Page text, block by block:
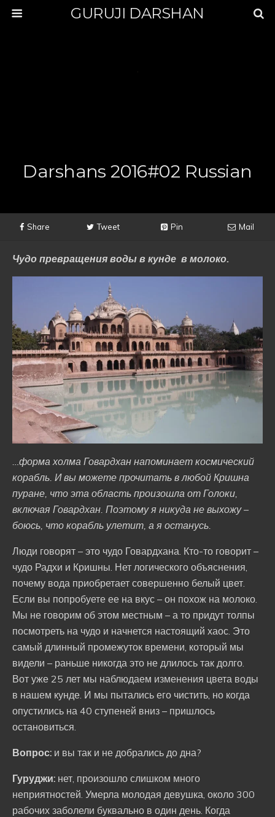
GURUJI DARSHAN
Darshans 2016#02 Russian
Share Tweet Pin Mail
Чудо превращения воды в кунде в молоко.
…форма холма Говардхан напоминает космический
корабль. И вы можете прочитать в любой Кришна
пуране, что эта область произошла от Голоки,
включая Говардхан. Поэтому я никуда не выхожу –
боюсь, что корабль улетит, а я останусь.
Люди говорят – это чудо Говардхана. Кто-то говорит –
чудо Радхи и Кришны. Нет логического объяснения,
почему вода приобретает совершенно белый цвет.
Если вы попробуете ее на вкус – он похож на молоко.
Мы не говорим об этом местным – а то придут толпы
посмотреть на чудо и начнется настоящий хаос. Это
самый длинный промежуток времени, который мы
видели – раньше никогда это не длилось так долго.
Вот уже 25 лет мы наблюдаем изменения цвета воды
в нашем кунде. И мы пытались его чистить, но когда
опустились на 40 ступеней вниз – пришлось
остановиться.
Вопрос: и вы так и не добрались до дна?
Гуруджи: нет, произошло слишком много
неприятностей. Умерла молодая девушка, около 300
рабочих заболели буквально в один день. Когда